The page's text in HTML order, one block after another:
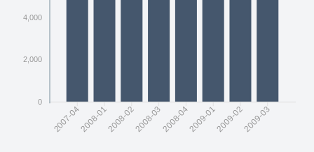
2007-042008-012008-022008-032008-042009-012009-022009-03
4,000
2,000
0